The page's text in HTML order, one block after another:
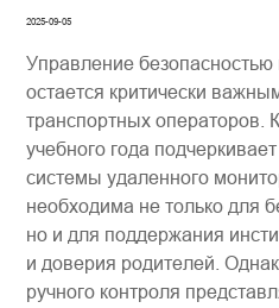
2025-09-05
Управление
остается критически
транспортных операторов.
учебного года
системы удаленного
необходима не только для
но и для поддержания
и доверия родителей.
ручного контроля